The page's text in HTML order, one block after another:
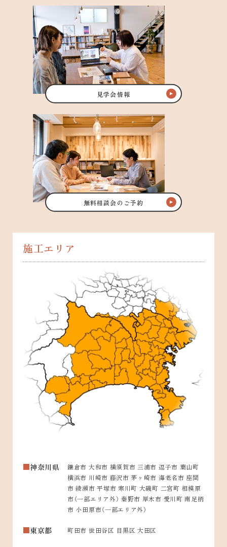
見学会情報
無料相談会のご予約
施工エリア
神奈川県
鎌倉市 大和市 横須賀市 三浦市 逗子市 葉山町
横浜市 川崎市 藤沢市 茅ヶ崎市 海老名市 座間
市 綾瀬市 平塚市 寒川町 大磯町 二宮町 相模原
市（一部エリア外） 秦野市 厚木市 愛川町 南足柄
市 小田原市（一部エリア外）
東京都 町田市 世田谷区 目黒区 大田区